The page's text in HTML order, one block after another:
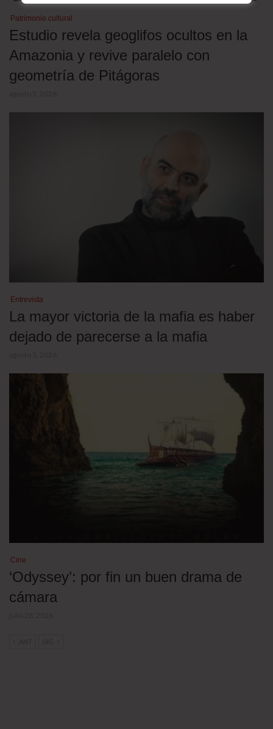
Patrimonio cultural
Estudio revela geoglifos ocultos en la
Amazonia y revive paralelo con
geometría de Pitágoras
Entrevista
La mayor victoria de la mafia es haber
dejado de parecerse a la mafia
Cine
‘Odyssey’: por fin un buen drama de
cámara